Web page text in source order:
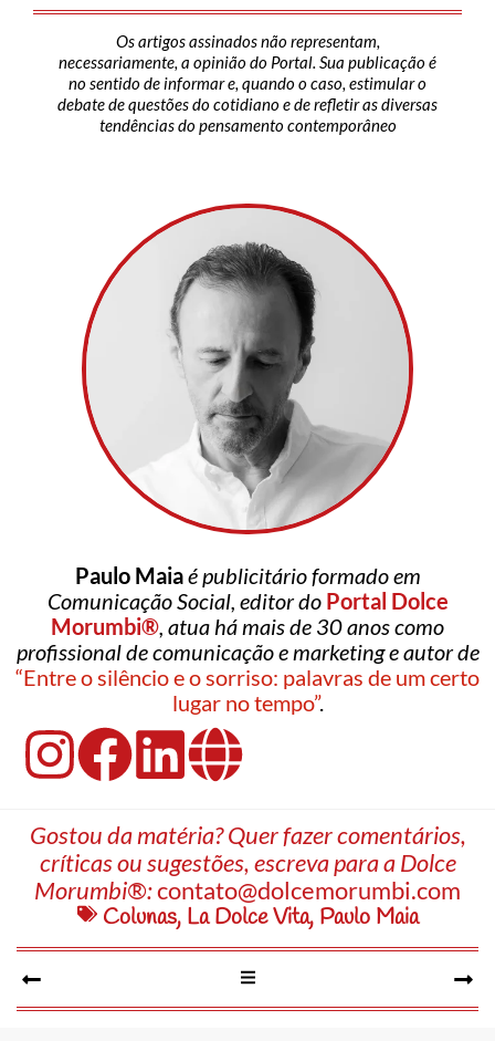
Os artigos assinados não representam,
necessariamente, a opinião do Portal. Sua publicação é
no sentido de informar e, quando o caso, estimular o
debate de questões do cotidiano e de refletir as diversas
tendências do pensamento contemporâneo
Paulo Maiaé publicitário formado em
Comunicação Social, editor do Portal Dolce
Morumbi®, atua há mais de 30 anos como
profissional de comunicação e marketing e autor de
“Entre o silêncio e o sorriso: palavras de um certo
lugar no tempo”.
Gostou da matéria? Quer fazer comentários,
críticas ou sugestões, escreva para a Dolce
Morumbi®:contato@dolcemorumbi.com
Colunas, La Dolce Vita, Paulo Maia